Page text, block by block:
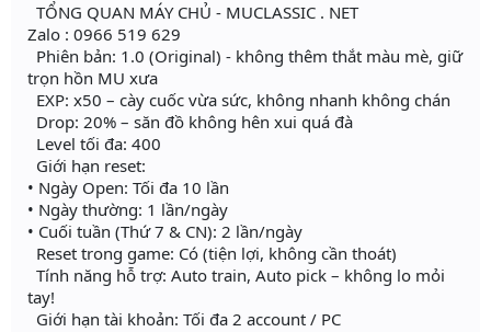
TỔNG QUAN MÁY CHỦ - MUCLASSIC . NET
Zalo : 0966 519 629
Phiên bản: 1.0 (Original) - không thêm thắt màu mè, giữ
trọn hồn MU xưa
EXP: x50 – cày cuốc vừa sức, không nhanh không chán
Drop: 20% – săn đồ không hên xui quá đà
Level tối đa: 400
Giới hạn reset:
• Ngày Open: Tối đa 10 lần
• Ngày thường: 1 lần/ngày
• Cuối tuần (Thứ 7 & CN): 2 lần/ngày
Reset trong game: Có (tiện lợi, không cần thoát)
Tính năng hỗ trợ: Auto train, Auto pick – không lo mỏi
tay!
Giới hạn tài khoản: Tối đa 2 account / PC